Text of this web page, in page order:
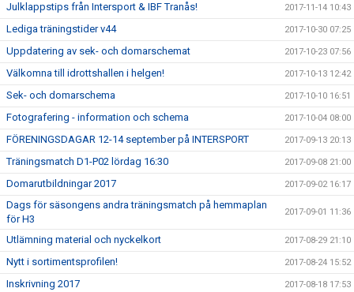
Julklappstips från Intersport & IBF Tranås! 2017-11-14 10:43
Lediga träningstider v44 2017-10-30 07:25
Uppdatering av sek- och domarschemat 2017-10-23 07:56
Välkomna till idrottshallen i helgen! 2017-10-13 12:42
Sek- och domarschema 2017-10-10 16:51
Fotografering - information och schema 2017-10-04 08:00
FÖRENINGSDAGAR 12-14 september på INTERSPORT 2017-09-13 20:13
Träningsmatch D1-P02 lördag 16:30 2017-09-08 21:00
Domarutbildningar 2017 2017-09-02 16:17
Dags för säsongens andra träningsmatch på hemmaplan
för H3
2017-09-01 11:36
Utlämning material och nyckelkort 2017-08-29 21:10
Nytt i sortimentsprofilen! 2017-08-24 15:52
Inskrivning 2017 2017-08-18 17:53